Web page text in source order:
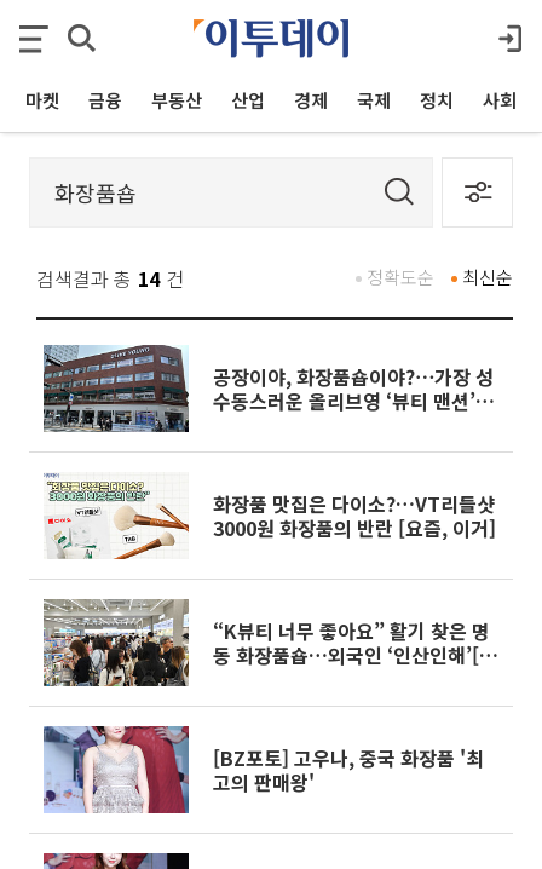
마켓 금융 부동산 산업 경제 국제 정치 사회
검색결과 총 14 건 최신순
정확도순
공장이야, 화장품숍이야?⋯가장 성
수동스러운 올리브영 ‘뷰티 맨션’[가
화장품 맛집은 다이소?…VT리들샷
3000원 화장품의 반란 [요즘, 이거]
“K뷰티 너무 좋아요” 활기 찾은 명
동 화장품숍…외국인 ‘인산인해’[르
[BZ포토] 고우나, 중국 화장품 '최
고의 판매왕'